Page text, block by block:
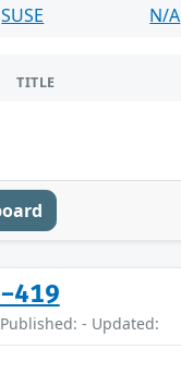
SUSE N/A
TITLE
419
- Updated: